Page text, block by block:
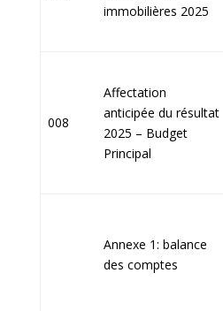
immobilières 2025
008
Affectation
anticipée du résultat
2025 – Budget
Principal
Annexe 1: balance
des comptes